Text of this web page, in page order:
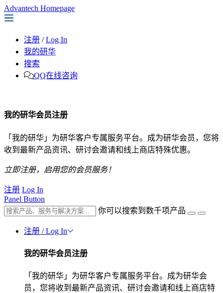
Advantech Homepage
注册 / Log In
我的研华
搜索
QQ在线咨询
我的研华会员注册
「我的研华」为研华客户专属服务平台。成为研华会员，您将
收到最新产品资讯、研讨会邀请和线上商店特殊优惠。
立即注册，启用您的会员服务！
注册 Log In
Panel Button
你可以搜索到数千项产品
注册 / Log In
我的研华会员注册
「我的研华」为研华客户专属服务平台。成为研华会
员，您将收到最新产品资讯、研讨会邀请和线上商店特